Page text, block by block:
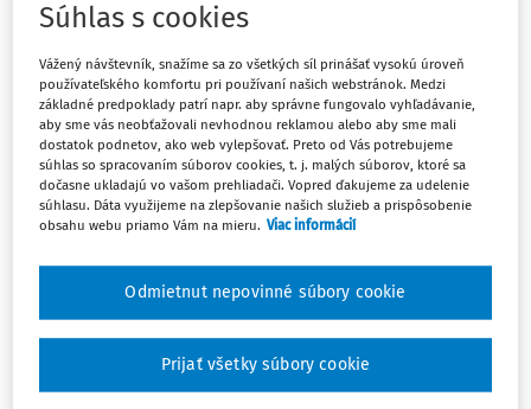
Accace k.s.
ČLÁNKY
Ochrana oznamovateľov
protispoločenskej činnosti v EÚ
Problematika whistleblowingu sa v posledných rokoch
Slovensko prijalo zákon č. 54/2019 Z. z. o ochrane
oznamovateľov protispoločenskej činnosti a jeho
neskoršie novelizácie, ktoré reagujú aj na európsku
Súhlas s cookies
Vážený návštevník, snažíme sa zo všetkých síl prinášať vysokú úroveň
používateľského komfortu pri používaní našich webstránok. Medzi
základné predpoklady patrí napr. aby správne fungovalo vyhľadávanie,
aby sme vás neobťažovali nevhodnou reklamou alebo aby sme mali
dostatok podnetov, ako web vylepšovať. Preto od Vás potrebujeme
súhlas so spracovaním súborov cookies, t. j. malých súborov, ktoré sa
dočasne ukladajú vo vašom prehliadači. Vopred ďakujeme za udelenie
súhlasu. Dáta využijeme na zlepšovanie našich služieb a prispôsobenie
obsahu webu priamo Vám na mieru. Viac informácií
Odmietnut nepovinné súbory cookie
Prijať všetky súbory cookie